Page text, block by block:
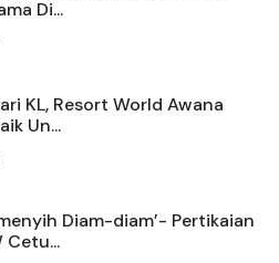
Di...
KL, Resort World Awana
Un...
Diam-diam’- Pertikaian
Cetu...